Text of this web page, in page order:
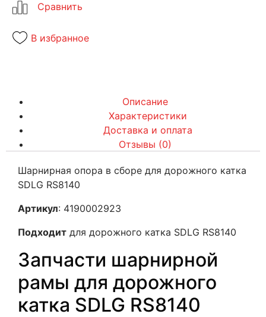
В избранное
Описание
Характеристики
Доставка и оплата
Отзывы (0)
Шарнирная опора в сборе для дорожного катка
SDLG RS8140
Артикул: 4190002923
Подходит для дорожного катка SDLG RS8140
Запчасти шарнирной
рамы для дорожного
катка SDLG RS8140